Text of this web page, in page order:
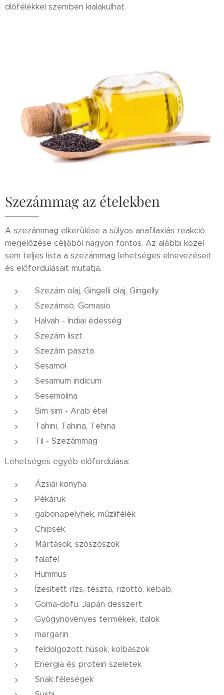
diófélékkel szemben kialakulhat.
Szezámmag az ételekben
A szezámmag elkerülése a súlyos anafilaxiás reakció
megelőzése céljából nagyon fontos. Az alábbi közel
sem teljes lista a szezámmag lehetséges elnevezéseit
és előfordulásait mutatja.
Szezám olaj, Gingelli olaj, Gingelly
Szezámsó, Gomasio
Halvah - Indiai édesség
Szezám liszt
Szezám paszta
Sesamol
Sesamum indicum
Sesemolina
Sim sim - Arab étel
Tahini, Tahina, Tehina
Til - Szezámmag
Lehetséges egyéb előfordulása:
Ázsiai konyha
Pékáruk
gabonapelyhek, műzlifélék
Chipsek
Mártások, szószószok
falafel
Hummus
Ízesített rízs, tészta, rizottó, kebab,
Goma-dofu. Japán desszert
Gyógynövényes termékek, italok
margarin
feldolgozott húsok, kolbászok
Energia és protein szeletek
Snak féleségek